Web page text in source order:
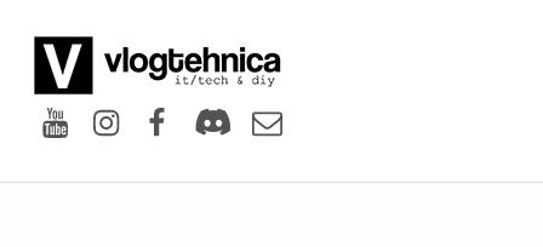
YoutubeInstagram
Facebook
DiscordEmail